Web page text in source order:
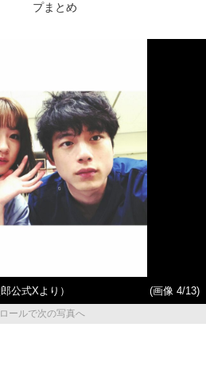
プまとめ
公式Xより）
(画像 4/13)
ールで次の写真へ